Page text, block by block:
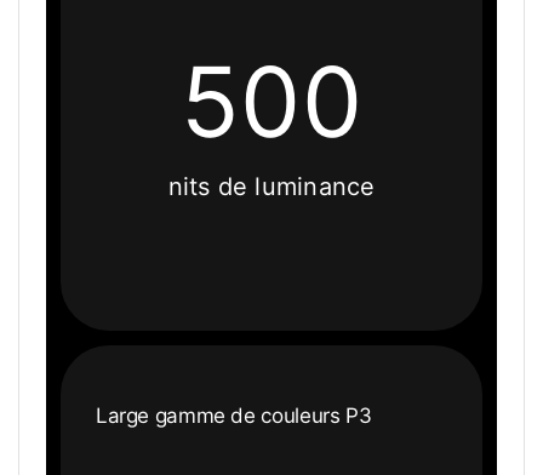
500
nits de luminance
Large gamme de couleurs P3